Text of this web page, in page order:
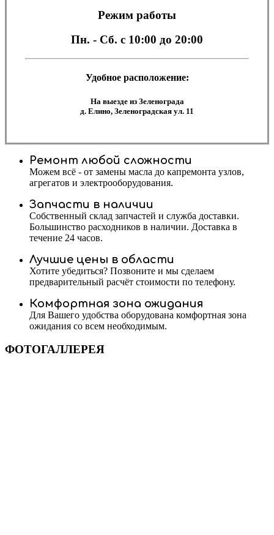
Режим работы
Пн. - Сб. с 10:00 до 20:00
Удобное расположение:
На выезде из Зеленограда
д. Елино, Зеленоградская ул. 11
Ремонт любой сложности
Можем всё - от замены масла до капремонта узлов,
агрегатов и электрооборудования.
Запчасти в наличии
Собственный склад запчастей и служба доставки.
Большинство расходников в наличии. Доставка в
течение 24 часов.
Лучшие цены в области
Хотите убедиться? Позвоните и мы сделаем
предварительный расчёт стоимости по телефону.
Комфортная зона ожидания
Для Вашего удобства оборудована комфортная зона
ожидания со всем необходимым.
ФОТОГАЛЛЕРЕЯ